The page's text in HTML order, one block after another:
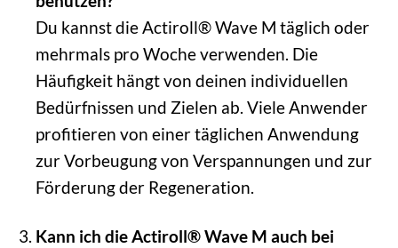
Du kannst die Actiroll® Wave M täglich oder
mehrmals pro Woche verwenden. Die
Häufigkeit hängt von deinen individuellen
Bedürfnissen und Zielen ab. Viele Anwender
profitieren von einer täglichen Anwendung
zur Vorbeugung von Verspannungen und zur
Förderung der Regeneration.
Kann ich die Actiroll® Wave M auch bei